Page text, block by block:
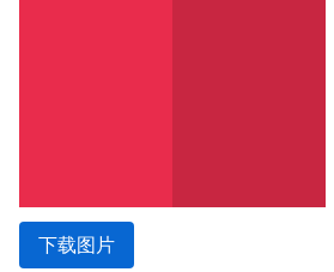
下载图片